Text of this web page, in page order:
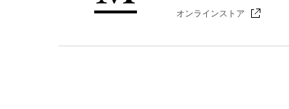
オンラインストア